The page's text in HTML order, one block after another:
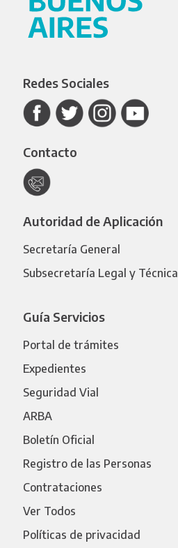
Redes Sociales
Contacto
Autoridad de Aplicación
Secretaría General
Subsecretaría Legal y Técnica
Guía Servicios
Portal de trámites
Expedientes
Seguridad Vial
ARBA
Boletín Oficial
Registro de las Personas
Contrataciones
Ver Todos
Políticas de privacidad